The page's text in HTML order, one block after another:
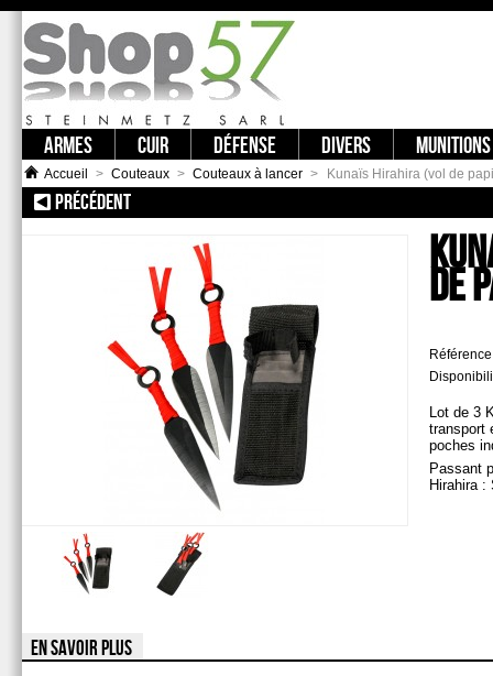
ARMES CUIR DÉFENSE DIVERS MUNITIONS
Accueil > Couteaux > Couteaux à lancer > Kunaïs Hirahira (vol de
PRÉCÉDENT:: 3 POINTES DE JET KAKI
DE
Lot de 3
transport
poches
Passant
Hirahira :
EN SAVOIR PLUS